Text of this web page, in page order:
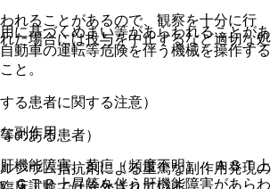
に基づくめまい等があらわれることがあ
動車の運転等危険を伴う機械を操作する
と。
る患者に関する注意）
のある患者）
シウム拮抗剤による重篤な副作用発現の
れることがあるので、観察を十分に行
た場合には投与を中止するなど適切な処
副作用
機能障害、黄疸（頻度不明）：ＡＳＴ上
ＧＴＰ上昇等を伴う肝機能障害があらわ